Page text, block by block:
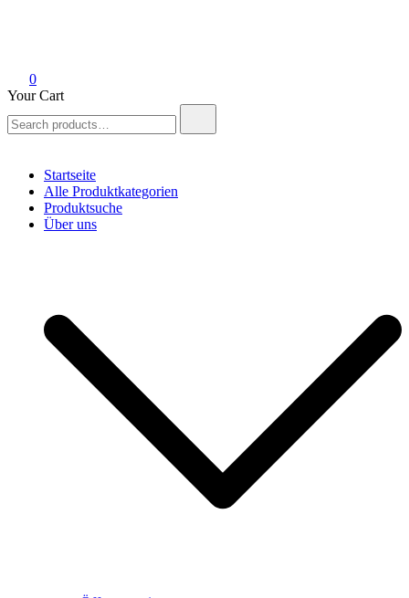
0
Your Cart
for:
Startseite
Alle Produktkategorien
Produktsuche
Über uns